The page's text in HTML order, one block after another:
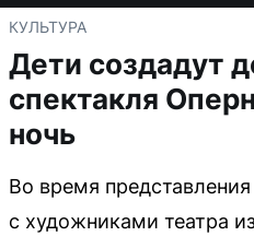
КУЛЬТУРА
Дети создадут
спектакля
ночь
Во время
с художниками театра